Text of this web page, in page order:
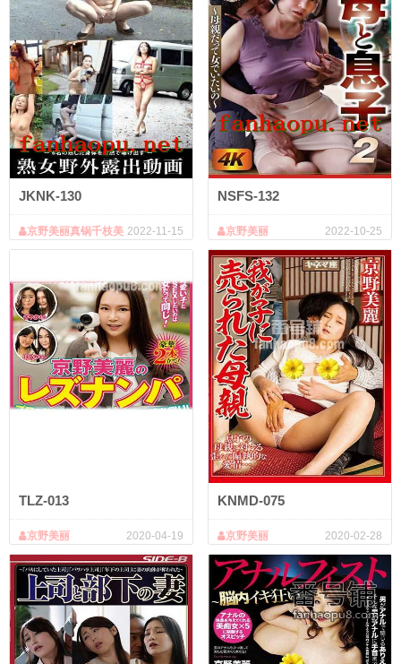
JKNK-130
2022-11-15
京野美丽真锅千枝美
NSFS-132
2022-10-25
京野美丽
TLZ-013
2020-04-19
京野美丽
KNMD-075
2020-02-28
京野美丽